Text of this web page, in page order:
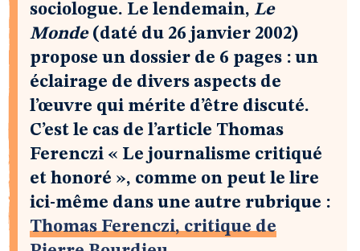
sociologue. Le lendemain, Le
Monde(daté du 26 janvier 2002)
propose un dossier de 6 pages : un
éclairage de divers aspects de
l’œuvre qui mérite d’être discuté.
C’est le cas de l’article Thomas
Ferenczi « Le journalisme critiqué
et honoré », comme on peut le lire
ici-même dans une autre rubrique :
Thomas Ferenczi, critique de